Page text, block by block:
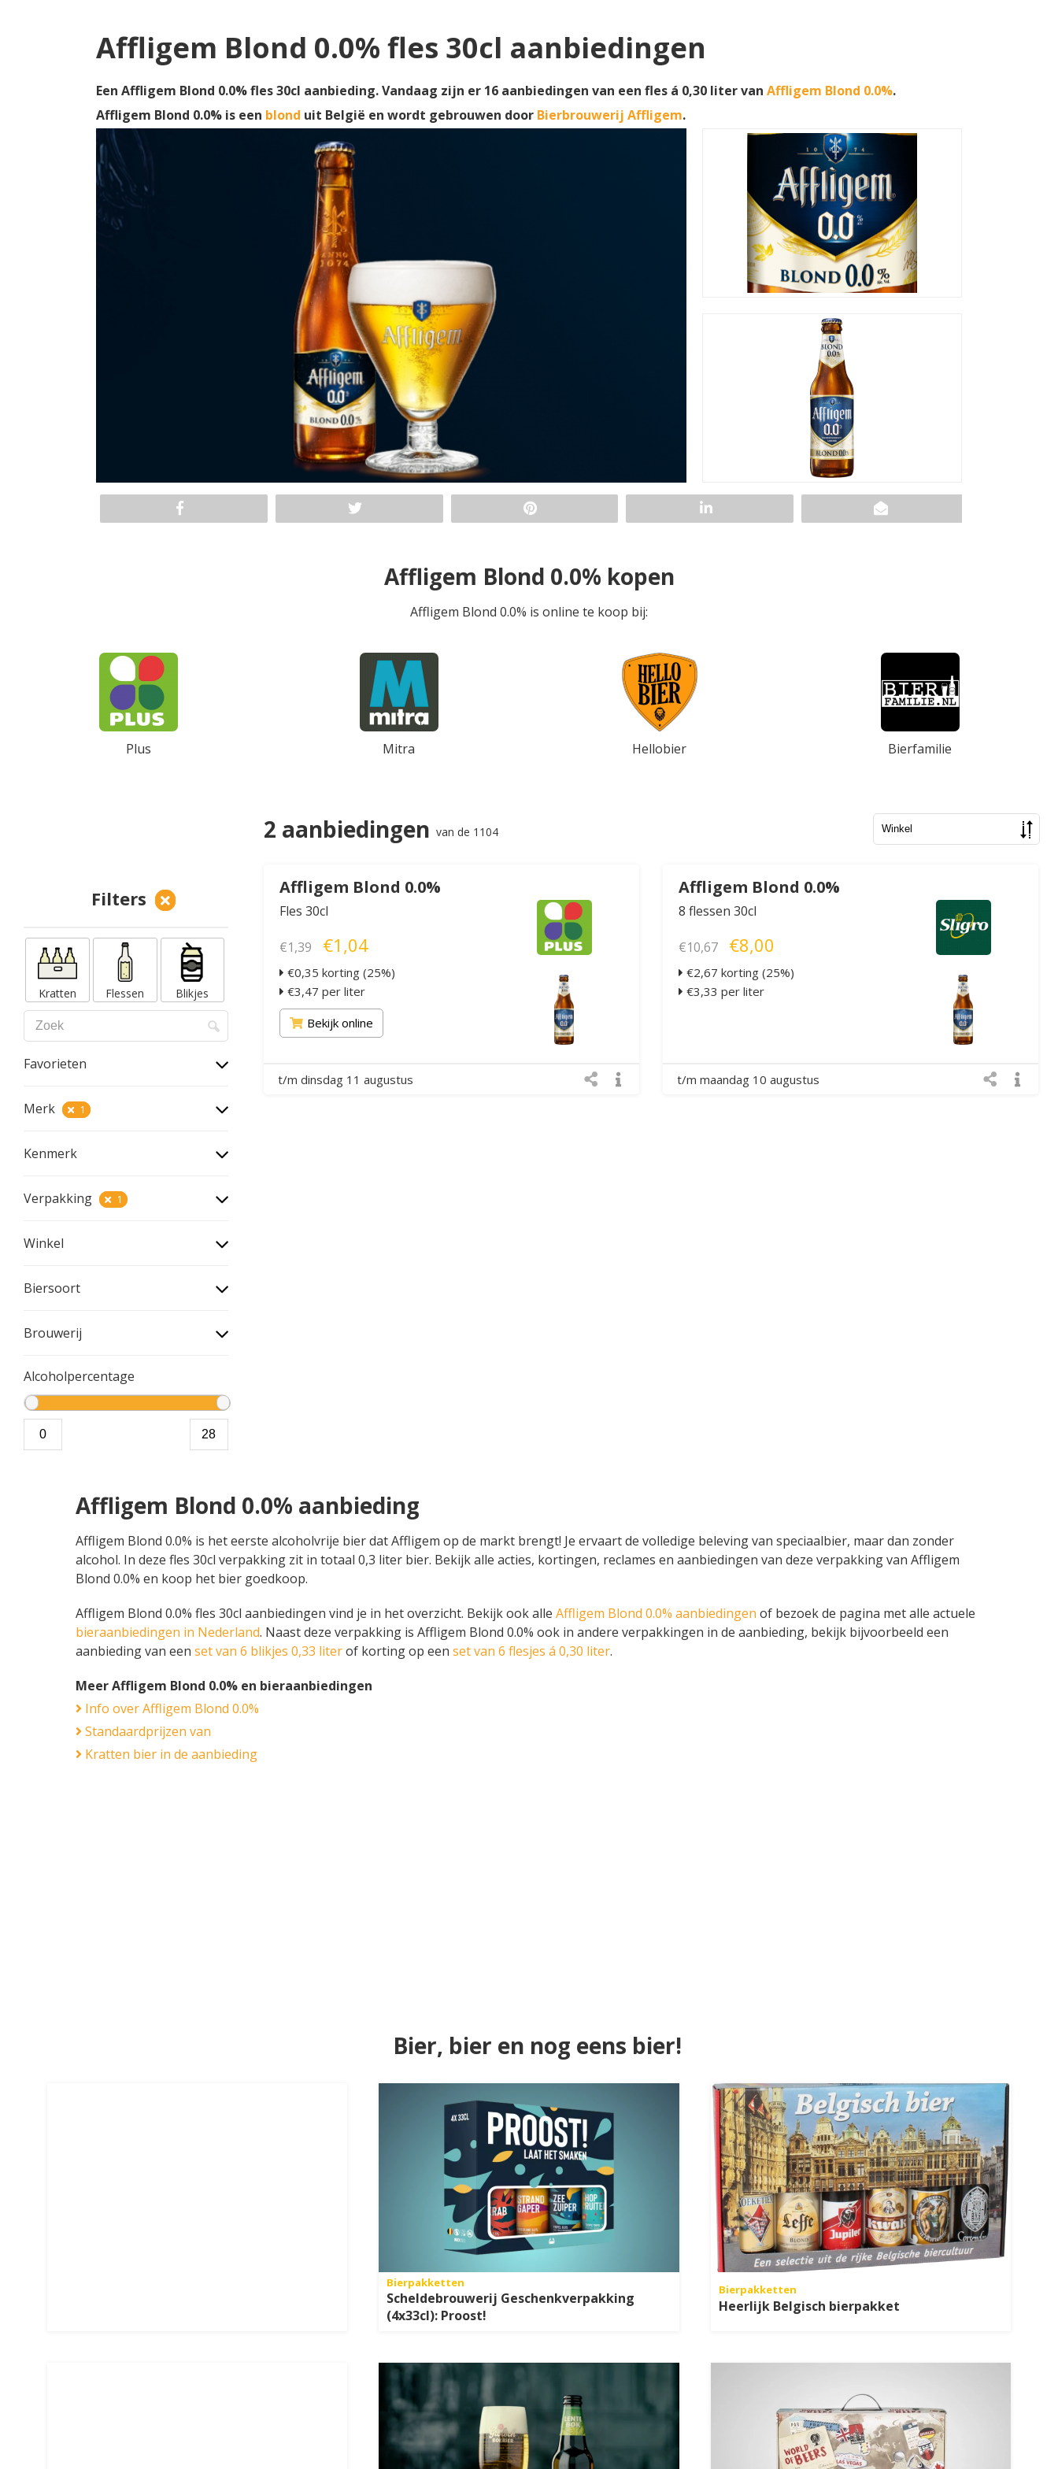
Affligem Blond 0.0% fles 30cl aanbiedingen
Een Affligem Blond 0.0% fles 30cl aanbieding. Vandaag zijn er 16 aanbiedingen van een fles á 0,30 liter van Affligem Blond 0.0%.
Affligem Blond 0.0% is een blond uit België en wordt gebrouwen door Bierbrouwerij Affligem.
Affligem Blond 0.0% kopen
Affligem Blond 0.0% is online te koop bij:
Plus Mitra Hellobier Bierfamilie
Filters
Kratten Flessen Blikjes
Favorieten
Merk 1
Kenmerk
Verpakking 1
Winkel
Biersoort
Brouwerij
Alcoholpercentage
2 aanbiedingen van de 1104
Affligem Blond 0.0%
Fles 30cl
€1,39 €1,04
€0,35 korting (25%)
€3,47 per liter
Bekijk online
t/m dinsdag 11 augustus
Affligem Blond 0.0%
8 flessen 30cl
€10,67 €8,00
€2,67 korting (25%)
€3,33 per liter
t/m maandag 10 augustus
Affligem Blond 0.0% aanbieding
Affligem Blond 0.0% is het eerste alcoholvrije bier dat Affligem op de markt brengt! Je ervaart de volledige beleving van speciaalbier, maar dan zonder
alcohol. In deze fles 30cl verpakking zit in totaal 0,3 liter bier. Bekijk alle acties, kortingen, reclames en aanbiedingen van deze verpakking van Affligem
Blond 0.0% en koop het bier goedkoop.
Affligem Blond 0.0% fles 30cl aanbiedingen vind je in het overzicht. Bekijk ook alle Affligem Blond 0.0% aanbiedingen of bezoek de pagina met alle actuele
bieraanbiedingen in Nederland. Naast deze verpakking is Affligem Blond 0.0% ook in andere verpakkingen in de aanbieding, bekijk bijvoorbeeld een
aanbieding van een set van 6 blikjes 0,33 literof korting op een set van 6 flesjes á 0,30 liter.
Meer Affligem Blond 0.0% en bieraanbiedingen
Info over Affligem Blond 0.0%
Standaardprijzen van
Kratten bier in de aanbieding
Bier, bier en nog eens bier!
Bierpakketten
Scheldebrouwerij Geschenkverpakking
(4x33cl): Proost!
Bierpakketten
Heerlijk Belgisch bierpakket